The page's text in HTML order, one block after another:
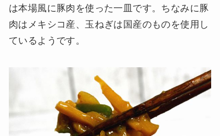
は本場風に豚肉を使った一皿です。ちなみに豚
肉はメキシコ産、玉ねぎは国産のものを使用し
ているようです。